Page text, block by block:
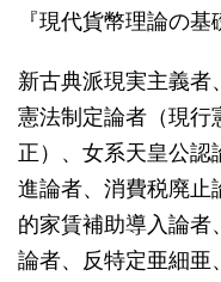
『現代貨幣理論の基
新古典派現実主義者
憲法制定論者（現行
正）、女系天皇公認
進論者、消費税廃止
的家賃補助導入論者
論者、反特定亜細亜